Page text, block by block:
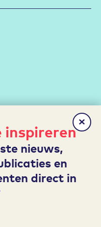
inspireren
nieuws,
en
direct in